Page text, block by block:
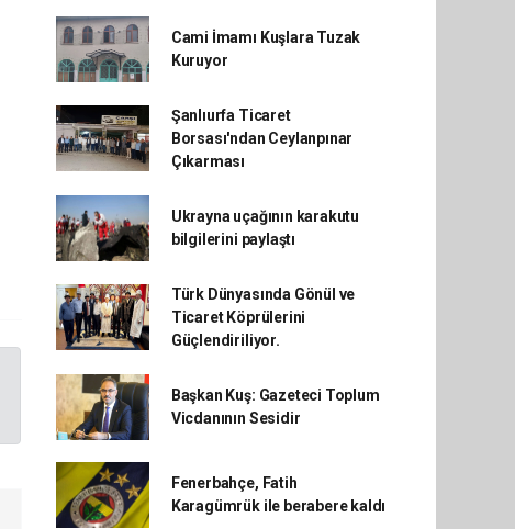
Cami İmamı Kuşlara Tuzak
Kuruyor
Şanlıurfa Ticaret
Borsası'ndan Ceylanpınar
Çıkarması
Ukrayna uçağının karakutu
bilgilerini paylaştı
Türk Dünyasında Gönül ve
Ticaret Köprülerini
Güçlendiriliyor.
Başkan Kuş: Gazeteci Toplum
Vicdanının Sesidir
Fenerbahçe, Fatih
Karagümrük ile berabere kaldı